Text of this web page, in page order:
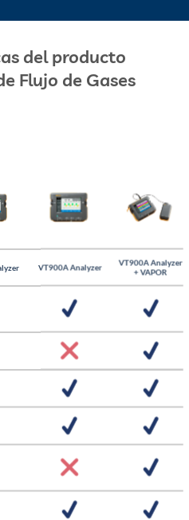
del producto
Flujo de Gases
VT900A Analyzer
VT900A Analyzer
+ VAPOR